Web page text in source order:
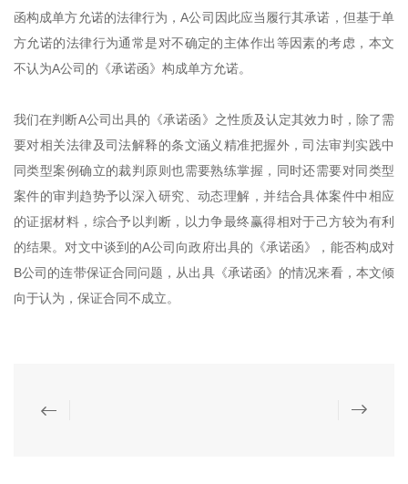
函构成单方允诺的法律行为，A公司因此应当履行其承诺，但基于单
方允诺的法律行为通常是对不确定的主体作出等因素的考虑，本文
不认为A公司的《承诺函》构成单方允诺。
我们在判断A公司出具的《承诺函》之性质及认定其效力时，除了需
要对相关法律及司法解释的条文涵义精准把握外，司法审判实践中
同类型案例确立的裁判原则也需要熟练掌握，同时还需要对同类型
案件的审判趋势予以深入研究、动态理解，并结合具体案件中相应
的证据材料，综合予以判断，以力争最终赢得相对于己方较为有利
的结果。对文中谈到的A公司向政府出具的《承诺函》，能否构成对
B公司的连带保证合同问题，从出具《承诺函》的情况来看，本文倾
向于认为，保证合同不成立。